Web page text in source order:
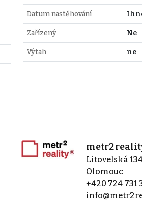
Datum nastěhování
Zařízený Ne
Výtah ne
metr2
Litovelská
Olomouc
+420 724 731